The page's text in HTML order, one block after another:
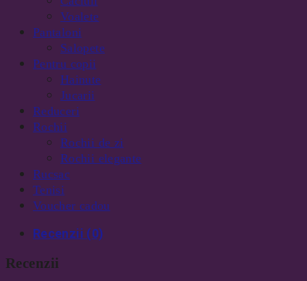
Voalete
Pantaloni
Salopete
Pentru copii
Hainute
Jucarii
Reduceri
Rochii
Rochii de zi
Rochii elegante
Rucsac
Tenisi
Voucher cadou
Recenzii (0)
Recenzii